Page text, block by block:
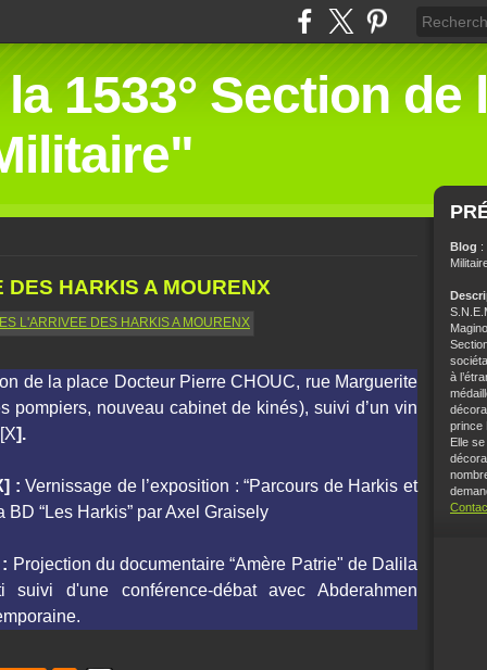
1533° Section de
HARKIS A MOURENX
de la place Docteur Pierre CHOUC, rue Marguerite
pompiers, nouveau cabinet de kinés), suivi d’un vin
].
:Vernissage de l’exposition : “Parcours de Harkis et
BD “Les Harkis” par Axel Graisely
Projection du documentaire “Amère Patrie" de Dalila
d'une conférence-débat avec Abderahmen
Blog :
à
prince
Elle